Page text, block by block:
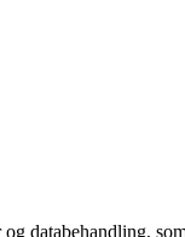
databehandling,